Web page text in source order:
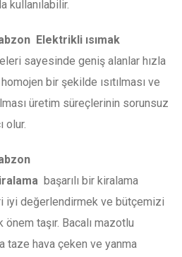
kullanılabilir.
Elektrikli ısımak
sayesinde geniş alanlar hızla
homojen bir şekilde ısıtılması ve
üretim süreçlerinin sorunsuz
olur.
başarılı bir kiralama
iyi değerlendirmek ve bütçemizi
taşır. Bacalı mazotlu
taze hava çeken ve yanma